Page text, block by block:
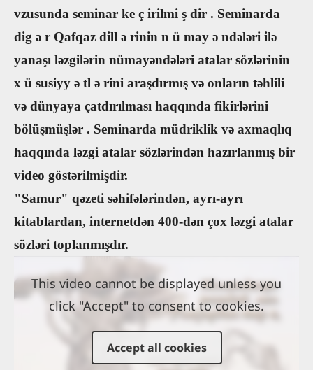
vzusunda seminar ke ç irilmi ş dir . Seminarda
dig ə r Qafqaz dill ə rinin n ü may ə ndələri ilə
yanaşı ləzgilərin nümayəndələri atalar sözlərinin
x ü susiyy ə tl ə rini araşdırmış və onların təhlili
və dünyaya çatdırılması haqqında fikirlərini
bölüşmüşlər . Seminarda müdriklik və axmaqlıq
haqqında ləzgi atalar sözlərindən hazırlanmış bir
video göstərilmişdir.
"Samur" qəzeti səhifələrindən, ayrı-ayrı
kitablardan, internetdən 400-dən çox ləzgi atalar
sözləri toplanmışdır.
This video cannot be displayed unless you
click "Accept" to consent to cookies.
Accept all cookies